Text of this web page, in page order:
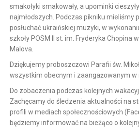
smakołyki smakowały, a upominki
najmłodszych. Podczas pikniku mieliśmy
posłuchać ukraińskiej muzyki, w
szkoły POSM II st. im. Fryderyka Chopina
Malova.
Dziękujemy proboszczowi Parafii św.
wszystkim obecnym i zaangażowanym w
Do zobaczenia podczas kolejnych
Zachęcamy do śledzenia aktualności na
profili w mediach społecznościowych
będziemy informować na bieżąco o